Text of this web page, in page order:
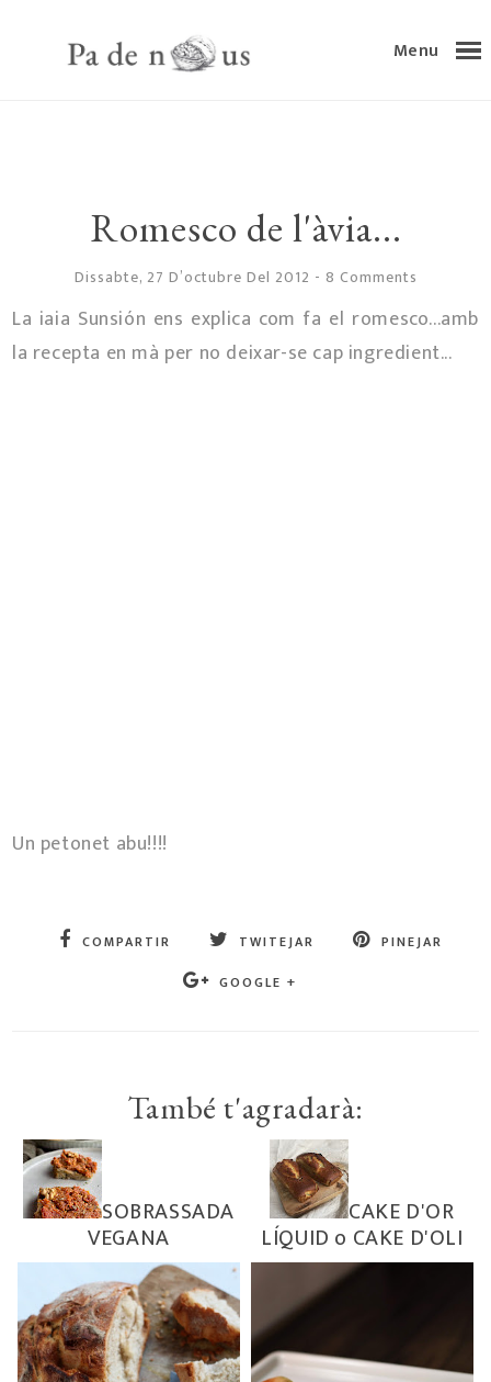
Menu
Romesco de l'àvia...
Dissabte, 27 D’octubre Del 2012 - 8 Comments
La iaia Sunsión ens explica com fa el romesco...amb
la recepta en mà per no deixar-se cap ingredient...
Un petonet abu!!!!
COMPARTIR TWITEJAR
PINEJAR
GOOGLE +
També t'agradarà:
SOBRASSADA
VEGANA
CAKE D'OR
LÍQUID o CAKE D'OLI